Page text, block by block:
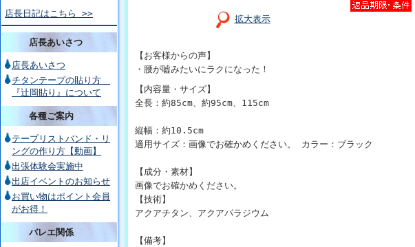
店長日記はこちら >>
店長あいさつ
店長あいさつ
チタンテープの貼り方
『辻岡貼り』について
各種ご案内
テープリストバンド・リ
ングの作り方【動画】
出張体験会実施中
出店イベントのお知らせ
お買い物はポイント会員
がお得！
バレエ関係
拡大表示
【お客様からの声】
・腰が嘘みたいにラクになった！
【内容量・サイズ】
全長：約85cm、約95cm、115cm
縦幅：約10.5cm
適用サイズ：画像でお確かめください。 カラー：ブラック
【成分・素材】
画像でお確かめください。
【技術】
アクアチタン、アクアパラジウム
【備考】